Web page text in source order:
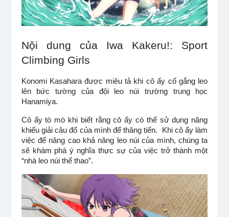
Nội dung của Iwa Kakeru!: Sport
Climbing Girls
Konomi Kasahara được miêu tả khi cô ấy cố gắng leo
lên bức tường của đội leo núi trường trung học
Hanamiya.
Cô ấy tò mò khi biết rằng cô ấy có thể sử dụng năng
khiếu giải câu đố của mình để thăng tiến.  Khi cô ấy làm
việc để nâng cao khả năng leo núi của mình, chúng ta
sẽ khám phá ý nghĩa thực sự của việc trở thành một
“nhà leo núi thể thao”.